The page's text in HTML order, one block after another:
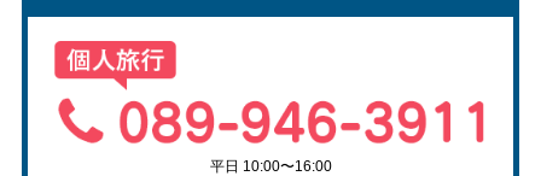
平日 10:00〜16:00